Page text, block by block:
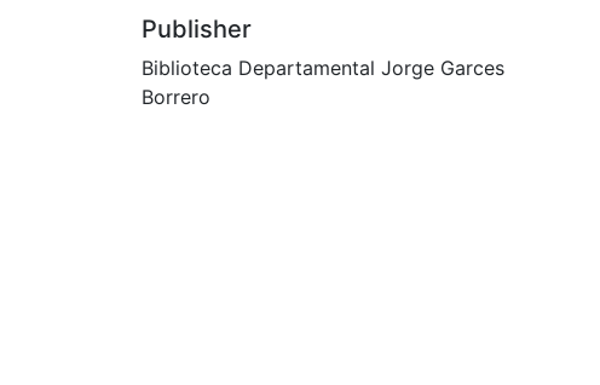
Publisher
Biblioteca Departamental Jorge Garces
Borrero